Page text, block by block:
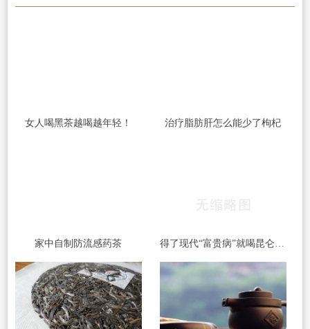
女人喝黑茶越喝越年轻！ 治疗脂肪肝怎么能少了枸杞
家中自制防流感药茶